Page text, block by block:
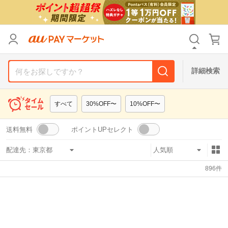
詳細検索
すべて 30%OFF〜 10%OFF〜
送料無料 ポイントUPセレクト
配達先：
896件
カテゴリ すべて
すべて
支払い方法 すべて
その他の条件
送料無料 タイムセール
Pontaパス特典対象すべて ポイントUPセレクトのみ
リセット
カテゴリ すべて
すべて
支払い方法 すべて
その他の条件
送料無料 タイムセール
Pontaパス特典対象すべて ポイントUPセレクトのみ